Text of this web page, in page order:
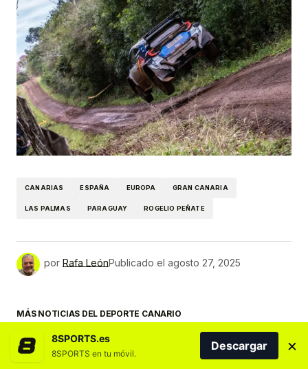
CANARIAS ESPAÑA EUROPA GRAN CANARIA
LAS PALMAS PARAGUAY ROGELIO PEÑATE
por Rafa LeónPublicado el agosto 27, 2025
MÁS NOTICIAS DEL DEPORTE CANARIO
8SPORTS.es
8SPORTS en tu móvil.
Descargar ×